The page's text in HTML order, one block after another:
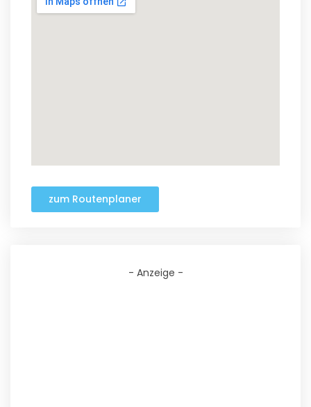
zum Routenplaner
- Anzeige -